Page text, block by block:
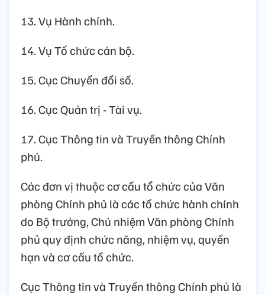
13. Vụ Hành chính.
14. Vụ Tổ chức cán bộ.
15. Cục Chuyển đổi số.
16. Cục Quản trị - Tài vụ.
17. Cục Thông tin và Truyền thông Chính
phủ.
Các đơn vị thuộc cơ cấu tổ chức của Văn
phòng Chính phủ là các tổ chức hành chính
do Bộ trưởng, Chủ nhiệm Văn phòng Chính
phủ quy định chức năng, nhiệm vụ, quyền
hạn và cơ cấu tổ chức.
Cục Thông tin và Truyền thông Chính phủ là